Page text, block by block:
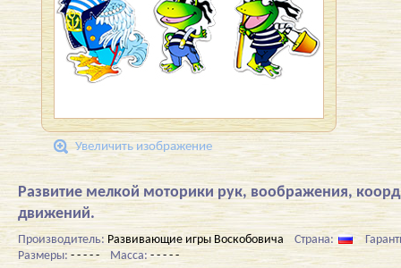
Увеличить изображение
Развитие мелкой моторики рук, воображения,
движений.
Производитель: Развивающие игры Воскобовича Страна:
Размеры: - - - - - Масса: - - - - -